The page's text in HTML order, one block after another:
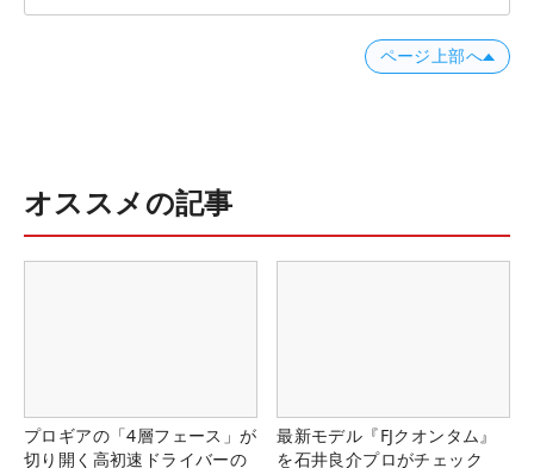
ページ上部へ
オススメの記事
プロギアの「4層フェース」が
切り開く高初速ドライバーの
最新モデル『FJクオンタム』
を石井良介プロがチェック